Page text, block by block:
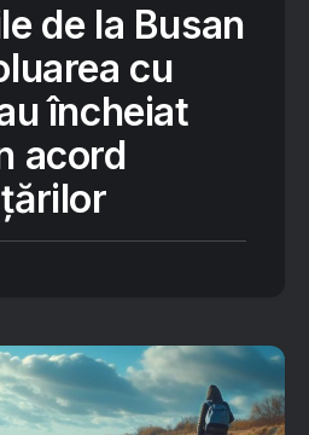
de la Busan
cu
încheiat
acord